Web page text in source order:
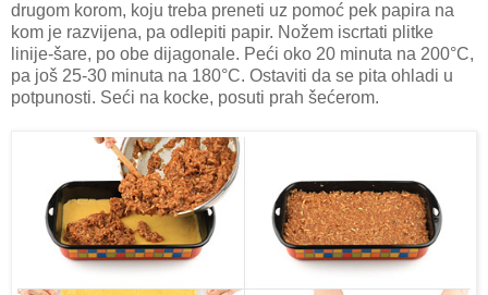
drugom korom, koju treba preneti uz pomoć pek papira na
kom je razvijena, pa odlepiti papir. Nožem iscrtati plitke
linije-šare, po obe dijagonale. Peći oko 20 minuta na 200°C,
pa još 25-30 minuta na 180°C. Ostaviti da se pita ohladi u
potpunosti. Seći na kocke, posuti prah šećerom.